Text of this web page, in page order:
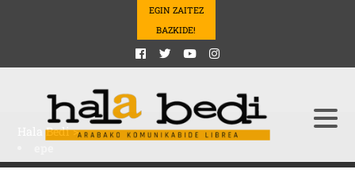
EGIN ZAITEZ
BAZKIDE!
Hala Bedi>